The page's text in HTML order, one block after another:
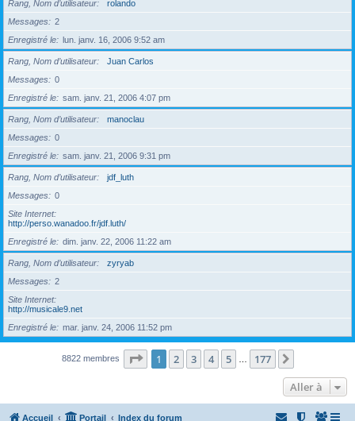
Rang, Nom d’utilisateur
rolando
Messages
2
Enregistré le
lun. janv. 16, 2006 9:52 am
Rang, Nom d’utilisateur
Juan Carlos
Messages
0
Enregistré le
sam. janv. 21, 2006 4:07 pm
Rang, Nom d’utilisateur
manoclau
Messages
0
Enregistré le
sam. janv. 21, 2006 9:31 pm
Rang, Nom d’utilisateur
jdf_luth
Messages
0
Site Internet
http://perso.wanadoo.fr/jdf.luth/
Enregistré le
dim. janv. 22, 2006 11:22 am
Rang, Nom d’utilisateur
zyryab
Messages
2
Site Internet
http://musicale9.net
Enregistré le
mar. janv. 24, 2006 11:52 pm
8822 membres Page 1sur177
1 2 3 4 5 177
Aller à
Accueil Portail Index du forum